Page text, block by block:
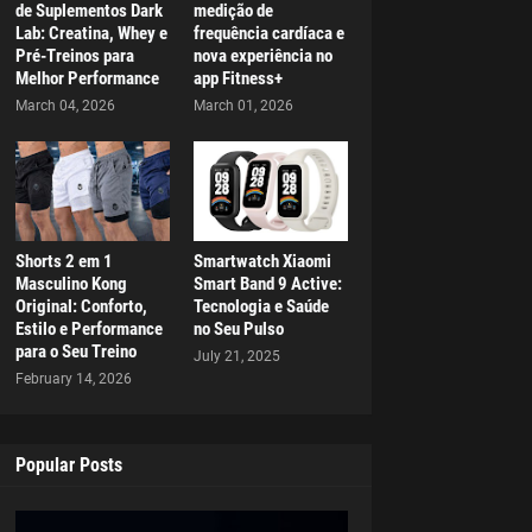
de Suplementos Dark
Lab: Creatina, Whey e
Pré-Treinos para
Melhor Performance
March 04, 2026
medição de
frequência cardíaca e
nova experiência no
app Fitness+
March 01, 2026
Shorts 2 em 1
Masculino Kong
Original: Conforto,
Estilo e Performance
para o Seu Treino
February 14, 2026
Smartwatch Xiaomi
Smart Band 9 Active:
Tecnologia e Saúde
no Seu Pulso
July 21, 2025
Popular Posts